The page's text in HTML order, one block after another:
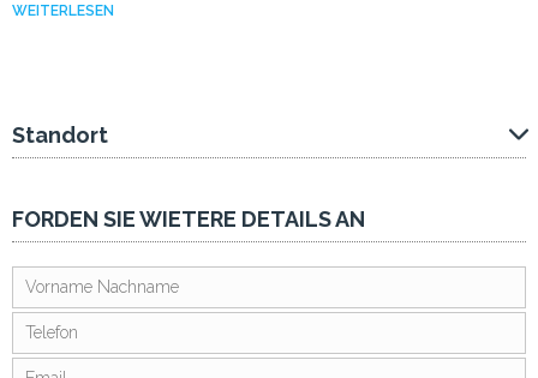
WEITERLESEN
Standort
FORDEN SIE WIETERE DETAILS AN